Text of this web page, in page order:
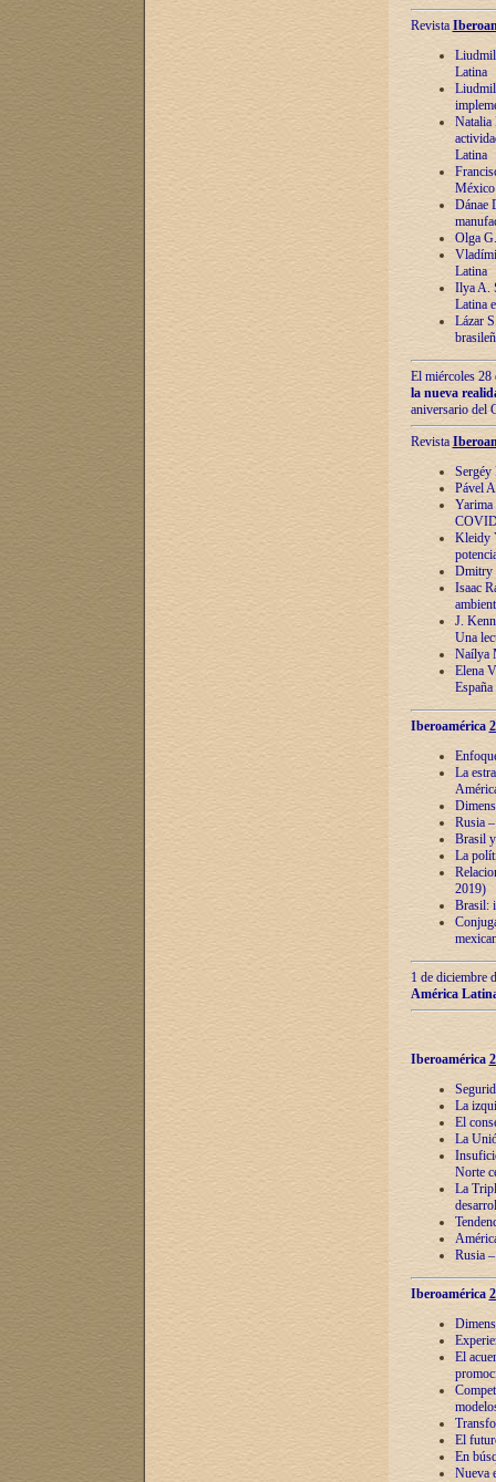
Revista
Latina
Natalia
Latina
México
Dánae
Olga
Latina
Ilya A.
Latina
Lázar
El miércoles 28
la nueva
aniversario del
Revista
Sergéy
Pável
Yarima
Kleidy
Dmitry
Isaac
J.
Una
Naílya
Elena
España
Iberoamérica
La
Rusia
Brasil
La
2019)
Brasil:
1 de diciembre
América
Iberoamérica
La
El
La
Norte
La
Rusia
Iberoamérica
El
El
En
Nueva